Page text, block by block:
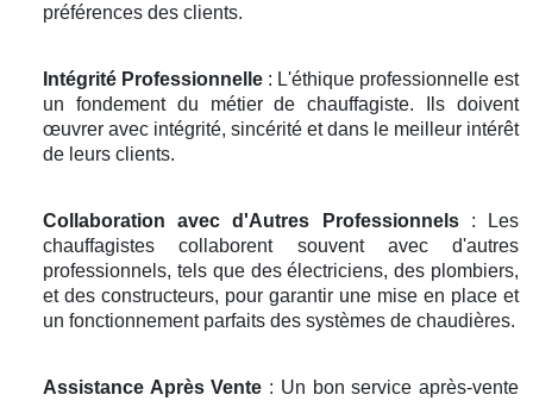
préférences des clients.
Intégrité Professionnelle : L'éthique professionnelle est
un fondement du métier de chauffagiste. Ils doivent
œuvrer avec intégrité, sincérité et dans le meilleur intérêt
de leurs clients.
Collaboration avec d'Autres Professionnels: Les
chauffagistes collaborent souvent avec d'autres
professionnels, tels que des électriciens, des plombiers,
et des constructeurs, pour garantir une mise en place et
un fonctionnement parfaits des systèmes de chaudières.
Assistance Après Vente : Un bon service après-vente